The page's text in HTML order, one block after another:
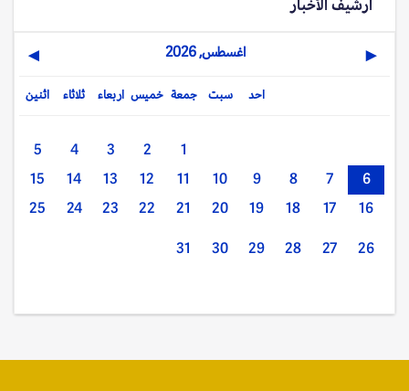
أرشيف الأخبار
◀ اغسطس, 2026 ▶
اثنين ثلاثاء اربعاء خميس جمعة سبت احد
1
2
3
4
5
6
7
8
9
10
11
12
13
14
15
16
17
18
19
20
21
22
23
24
25
26
27
28
29
30
31